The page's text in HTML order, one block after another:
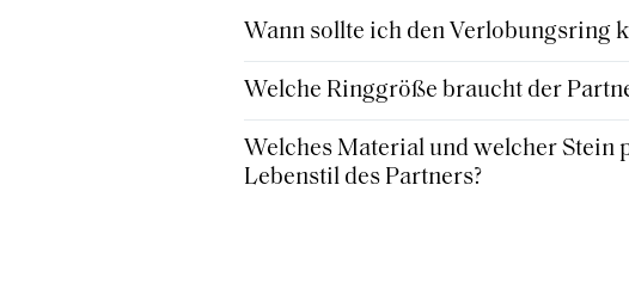
Wann sollte ich den Verlobungsring
Welche Ringgröße braucht der
Welches Material und welcher Stein
Lebenstil des Partners?